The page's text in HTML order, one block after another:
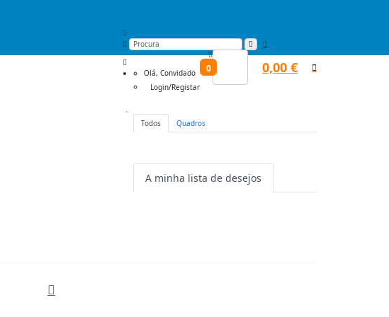
0,00 €
0
Olá,Convidado
Login/Registar
Todos Quadros
Não há nenhum item na lista de
A minha lista de desejos